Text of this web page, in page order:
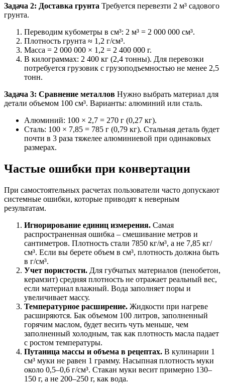
Задача 2: Доставка грунта Требуется перевезти 2 м³ садового
грунта.
Переводим кубометры в см³: 2 м³ = 2 000 000 см³.
Плотность грунта ≈ 1,2 г/см³.
Масса = 2 000 000 × 1,2 = 2 400 000 г.
В килограммах: 2 400 кг (2,4 тонны). Для перевозки
потребуется грузовик с грузоподъемностью не менее 2,5
тонн.
Задача 3: Сравнение металлов Нужно выбрать материал для
детали объемом 100 см³. Варианты: алюминий или сталь.
Алюминий: 100 × 2,7 = 270 г (0,27 кг).
Сталь: 100 × 7,85 = 785 г (0,79 кг). Стальная деталь будет
почти в 3 раза тяжелее алюминиевой при одинаковых
размерах.
Частые ошибки при конвертации
При самостоятельных расчетах пользователи часто допускают
системные ошибки, которые приводят к неверным
результатам.
Игнорирование единиц измерения. Самая
распространенная ошибка – смешивание метров и
сантиметров. Плотность стали 7850 кг/м³, а не 7,85 кг/
см³. Если вы берете объем в см³, плотность должна быть
в г/см³.
Учет пористости. Для губчатых материалов (пенобетон,
керамзит) средняя плотность не отражает реальный вес,
если материал влажный. Вода заполняет поры и
увеличивает массу.
Температурное расширение. Жидкости при нагреве
расширяются. Бак объемом 100 литров, заполненный
горячим маслом, будет весить чуть меньше, чем
заполненный холодным, так как плотность масла падает
с ростом температуры.
Путаница массы и объема в рецептах. В кулинарии 1
см³ муки не равен 1 грамму. Насыпная плотность муки
около 0,5–0,6 г/см³. Стакан муки весит примерно 130–
150 г, а не 200–250 г, как вода.